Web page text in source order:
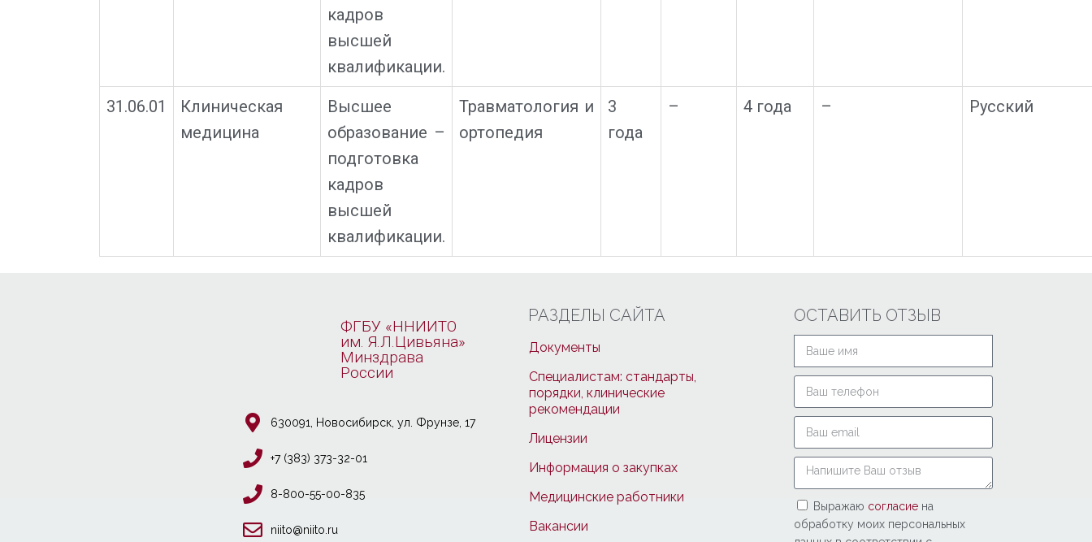
кадров
высшей
квалификации.
31.06.01
Клиническая
медицина
Высшее
образование –
подготовка
кадров
высшей
квалификации.
Травматология и
ортопедия
3
года
– 4 года – Русский
ФГБУ «ННИИТО
им. Я.Л.Цивьяна»
Минздрава
России
630091, Новосибирcк, ул. Фрунзе, 17
+7 (383) 373-32-01
8-800-55-00-835
niito@niito.ru
РАЗДЕЛЫ САЙТА
Документы
Специалистам: стандарты,
порядки, клинические
рекомендации
Лицензии
Информация о закупках
Медицинские работники
Вакансии
ОСТАВИТЬ ОТЗЫВ
Выражаю согласие на
обработку моих персональных